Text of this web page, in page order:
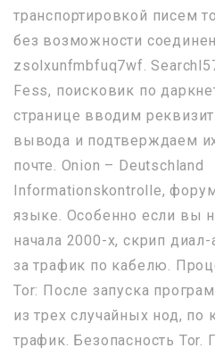
транспортировкой писем
без возможности
zsolxunfmbfuq7wf.
Fess, поисковик по
странице вводим
вывода и подтверждаем
почте. Onion – Deutschland
Informationskontrolle,
языке. Особенно если вы
начала 2000-х, скрип
за трафик по кабелю.
Tor: После запуска
из трех случайных нод, по
трафик. Безопасность Tor.